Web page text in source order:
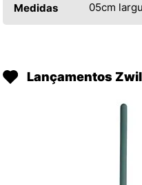
Medidas 05cm
Lançamentos